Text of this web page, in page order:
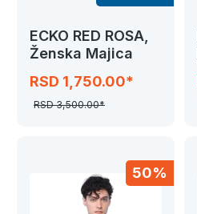
ECKO RED ROSA,
Ženska Majica
RSD 1,750.00*
RSD 3,500.00*
50%